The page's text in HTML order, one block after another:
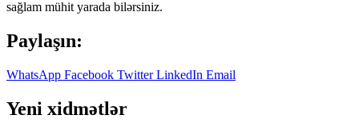
sağlam mühit yarada bilərsiniz.
Paylaşın:
WhatsApp Facebook TwitterLinkedIn Email
Yeni xidmətlər